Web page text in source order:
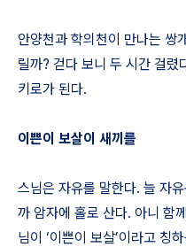
안양천과 학의천이 만나는 쌍
릴까? 걷다 보니 두 시간 걸
키로가 된다.
이쁜이 보살이 새끼를
스님은 자유를 말한다. 늘 자
까 암자에 홀로 산다. 아니 함
님이 ‘이쁜이 보살’이라고 칭